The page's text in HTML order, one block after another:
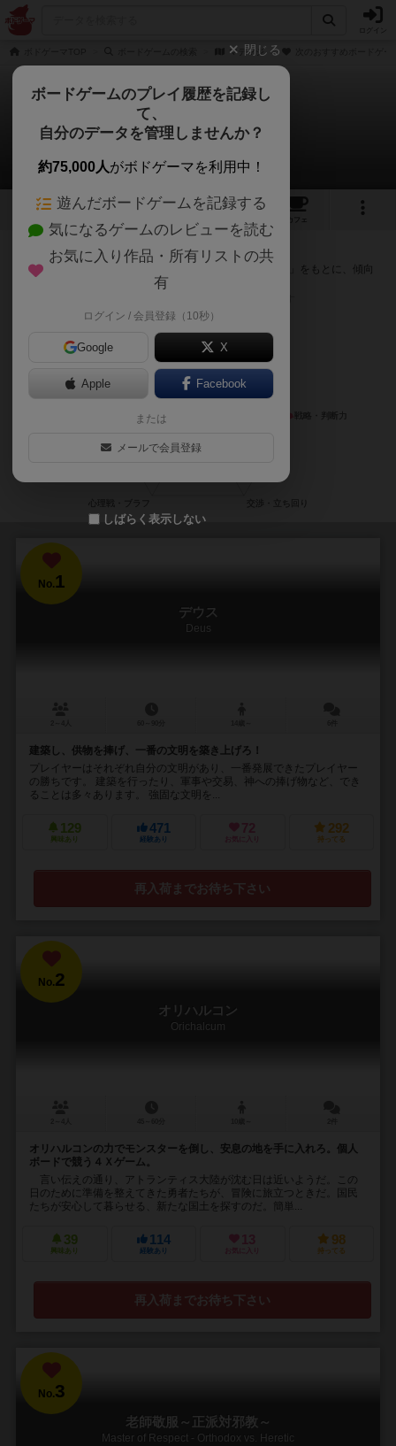
マテマジ
マテマジ
次のおすすめボードゲーム
4
カフェ
『マテマジ』が好きな方へのおすすめ
このゲームのトップページで投票された「プレイ感の評価」をもとに、傾向
が近いボードゲームをランキング形式で紹介します。
No.1
デウス
Deus
建築し、供物を捧げ、一番の文明を築き上げろ！
プレイヤーはそれぞれ自分の文明があり、一番発展できたプレイヤー
の勝ちです。 建築を行ったり、軍事や交易、神への捧げ物など、でき
ることは多々あります。 強固な文明を...
129
興味あり
471
経験あり
72
お気に入り
292
持ってる
再入荷までお待ち下さい
No.2
オリハルコン
Orichalcum
オリハルコンの力でモンスターを倒し、安息の地を手に入れろ。個人
ボードで競う４Ｘゲーム。
言い伝えの通り、アトランティス大陸が沈む日は近いようだ。この
日のために準備を整えてきた勇者たちが、冒険に旅立つときだ。国民
たちが安心して暮らせる、新たな国土を探すのだ。簡単...
39
興味あり
114
経験あり
13
お気に入り
98
持ってる
再入荷までお待ち下さい
No.3
老師敬服～正派対邪教～
Master of Respect - Orthodox vs. Heretic
閉じる
ボードゲームのプレイ履歴を記録し
て、
自分のデータを管理しませんか？
約75,000人がボドゲーマを利用中！
遊んだボードゲームを記録する
気になるゲームのレビューを読む
お気に入り作品・所有リストの共
有
ログイン / 会員登録（10秒）
Google X
Apple Facebook
または
メールで会員登録
しばらく表示しない